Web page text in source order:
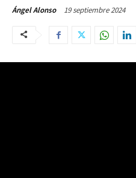
Ángel Alonso 19 septiembre 2024